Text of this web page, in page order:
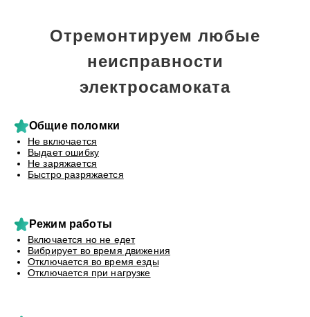
Отремонтируем любые
неисправности
электросамоката
Общие поломки
Не включается
Выдает ошибку
Не заряжается
Быстро разряжается
Режим работы
Включается но не едет
Вибрирует во время движения
Отключается во время езды
Отключается при нагрузке